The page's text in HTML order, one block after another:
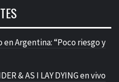
en Argentina: “Poco riesgo y
& AS I LAY DYING en vivo